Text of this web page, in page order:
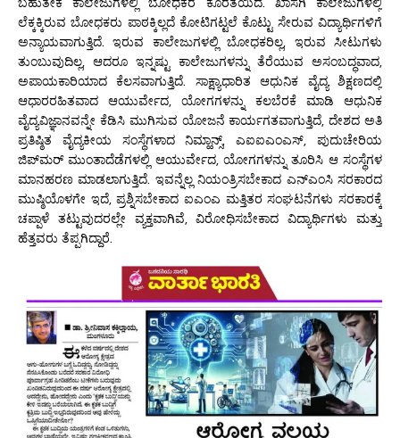
ಲೆಕ್ಕಕ್ಕಿರುವ ಬೋಧಕರು ಪಾಠಕ್ಕಿಲ್ಲದೆ ಕೋಟಿಗಟ್ಟಲೆ ಕೊಟ್ಟು ಸೇರುವ ವಿದ್ಯಾರ್ಥಿಗಳಿಗೆ
ಅನ್ಯಾಯವಾಗುತ್ತಿದೆ. ಇರುವ ಕಾಲೇಜುಗಳಲ್ಲಿ ಬೋಧಕರಿಲ್ಲ, ಇರುವ ಸೀಟುಗಳು
ತುಂಬುವುದಿಲ್ಲ, ಆದರೂ ಇನ್ನಷ್ಟು ಕಾಲೇಜುಗಳನ್ನು ತೆರೆಯುವ ಅಸಂಬದ್ಧವಾದ,
ಅಪಾಯಕಾರಿಯಾದ ಕೆಲಸವಾಗುತ್ತಿದೆ. ಸಾಕ್ಷ್ಯಾಧಾರಿತ ಆಧುನಿಕ ವೈದ್ಯ ಶಿಕ್ಷಣದಲ್ಲಿ
ಆಧಾರರಹಿತವಾದ ಆಯುರ್ವೇದ, ಯೋಗಗಳನ್ನು ಕಲಬೆರಕೆ ಮಾಡಿ ಆಧುನಿಕ
ವೈದ್ಯವಿಜ್ಞಾನವನ್ನೇ ಕೆಡಿಸಿ ಮುಗಿಸುವ ಯೋಜನೆ ಕಾರ್ಯಗತವಾಗುತ್ತಿದೆ, ದೇಶದ ಅತಿ
ಪ್ರತಿಷ್ಠಿತ ವೈದ್ಯಕೀಯ ಸಂಸ್ಥೆಗಳಾದ ನಿಮ್ಹಾನ್ಸ್, ಎಐಐಎಂಎಸ್, ಪುದುಚೇರಿಯ
ಜಿಪ್‌ಮರ್ ಮುಂತಾದೆಡೆಗಳಲ್ಲಿ ಆಯುರ್ವೇದ, ಯೋಗಗಳನ್ನು ತೂರಿಸಿ ಆ ಸಂಸ್ಥೆಗಳ
ಮಾನಹರಣ ಮಾಡಲಾಗುತ್ತಿದೆ. ಇವನ್ನೆಲ್ಲ ನಿಯಂತ್ರಿಸಬೇಕಾದ ಎನ್‌ಎಂಸಿ ಸರಕಾರದ
ಮುಷ್ಠಿಯೊಳಗೇ ಇದೆ, ಪ್ರಶ್ನಿಸಬೇಕಾದ ಐಎಂಎ ಮತ್ತಿತರ ಸಂಘಟನೆಗಳು ಸರಕಾರಕ್ಕೆ
ಚಪ್ಪಾಳೆ ತಟ್ಟುವುದರಲ್ಲೇ ವ್ಯಕ್ತವಾಗಿವೆ, ವಿರೋಧಿಸಬೇಕಾದ ವಿದ್ಯಾರ್ಥಿಗಳು ಮತ್ತು
ಹೆತ್ತವರು ತೆಪ್ಪಗಿದ್ದಾರೆ.